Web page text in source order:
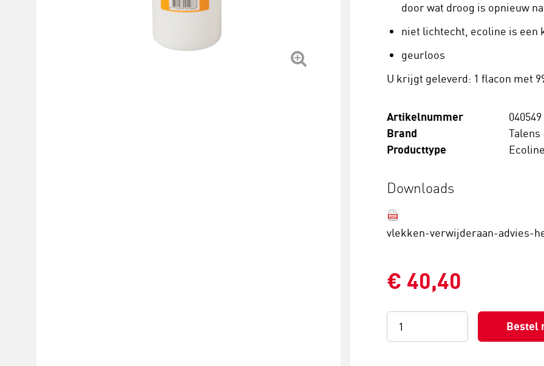
door wat droog is opnieuw
niet lichtecht, ecoline is een
geurloos
U krijgt geleverd: 1 flacon met
Artikelnummer 040549
Brand Talens
Producttype
Downloads
vlekken-verwijderaan-advies-
€ 40,40
Bestel